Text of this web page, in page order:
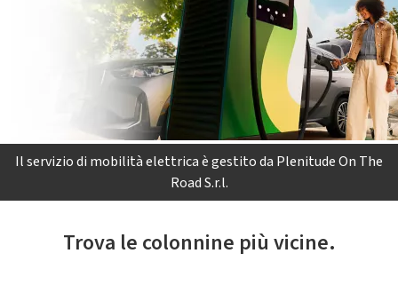
Il servizio di mobilità elettrica è gestito da Plenitude On The
Road S.r.l.
Trova le colonnine più vicine.